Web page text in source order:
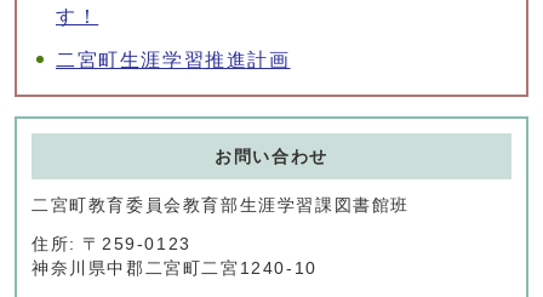
す！
二宮町生涯学習推進計画
お問い合わせ
二宮町教育委員会教育部生涯学習課図書館班
住所: 〒259-0123
神奈川県中郡二宮町二宮1240-10